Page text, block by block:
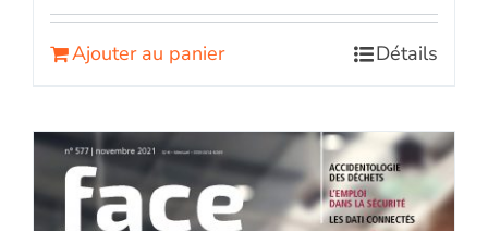
Ajouter au panier Détails